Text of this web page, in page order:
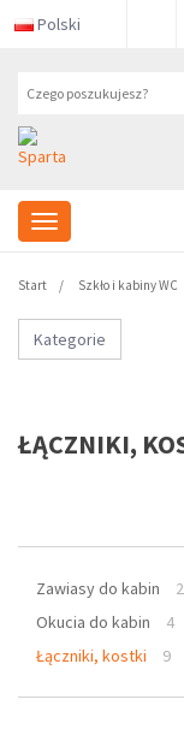
Polski
Start Szkło i kabiny WC
Kategorie
ŁĄCZNIKI,
Zawiasy do kabin
2
Okucia do kabin
4
Łączniki, kostki
9